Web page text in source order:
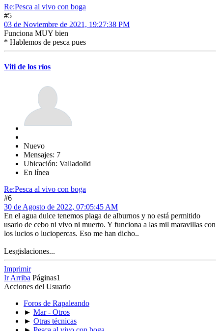
Re:Pesca al vivo con boga
#5
03 de Noviembre de 2021, 19:27:38 PM
Funciona MUY bien
* Hablemos de pesca pues
Viti de los ríos
Nuevo
Mensajes: 7
Ubicación: Valladolid
En línea
Re:Pesca al vivo con boga
#6
30 de Agosto de 2022, 07:05:45 AM
En el agua dulce tenemos plaga de alburnos y no está permitido
usarlo de cebo ni vivo ni muerto. Y funciona a las mil maravillas con
los lucios o luciopercas. Eso me han dicho..
Lesgislaciones...
Imprimir
Ir Arriba Páginas1
Acciones del Usuario
Foros de Rapaleando
► Mar - Otros
► Otras técnicas